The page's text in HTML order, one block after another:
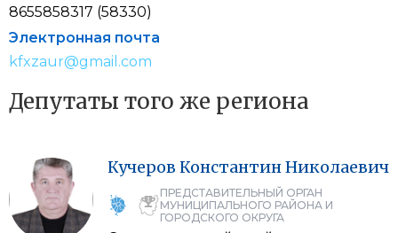
8655858317 (58330)
Электронная почта
kfxzaur@gmail.com
Депутаты того же региона
Кучеров КонстантинНиколаевич
ПРЕДСТАВИТЕЛЬНЫЙ ОРГАН
МУНИЦИПАЛЬНОГО РАЙОНА И
ГОРОДСКОГО ОКРУГА